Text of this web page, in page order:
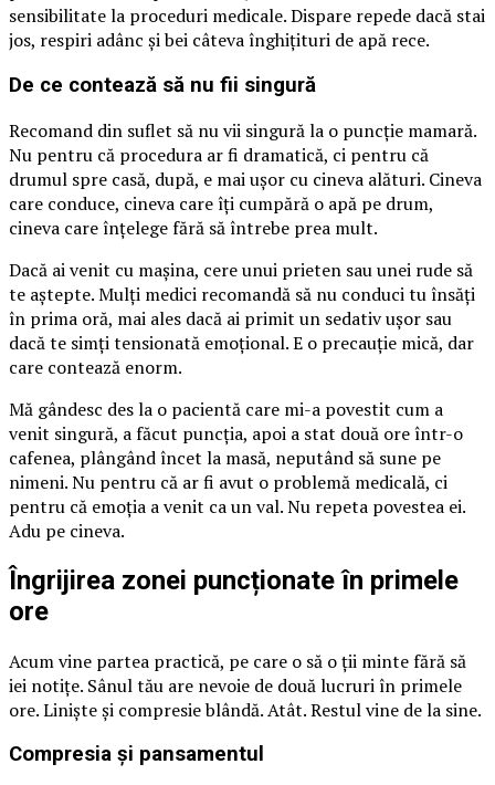
sensibilitate la proceduri medicale. Dispare repede dacă stai
jos, respiri adânc și bei câteva înghițituri de apă rece.
De ce contează să nu fii singură
Recomand din suflet să nu vii singură la o puncție mamară.
Nu pentru că procedura ar fi dramatică, ci pentru că
drumul spre casă, după, e mai ușor cu cineva alături. Cineva
care conduce, cineva care îți cumpără o apă pe drum,
cineva care înțelege fără să întrebe prea mult.
Dacă ai venit cu mașina, cere unui prieten sau unei rude să
te aștepte. Mulți medici recomandă să nu conduci tu însăți
în prima oră, mai ales dacă ai primit un sedativ ușor sau
dacă te simți tensionată emoțional. E o precauție mică, dar
care contează enorm.
Mă gândesc des la o pacientă care mi-a povestit cum a
venit singură, a făcut puncția, apoi a stat două ore într-o
cafenea, plângând încet la masă, neputând să sune pe
nimeni. Nu pentru că ar fi avut o problemă medicală, ci
pentru că emoția a venit ca un val. Nu repeta povestea ei.
Adu pe cineva.
Îngrijirea zonei puncționate în primele
ore
Acum vine partea practică, pe care o să o ții minte fără să
iei notițe. Sânul tău are nevoie de două lucruri în primele
ore. Liniște și compresie blândă. Atât. Restul vine de la sine.
Compresia și pansamentul